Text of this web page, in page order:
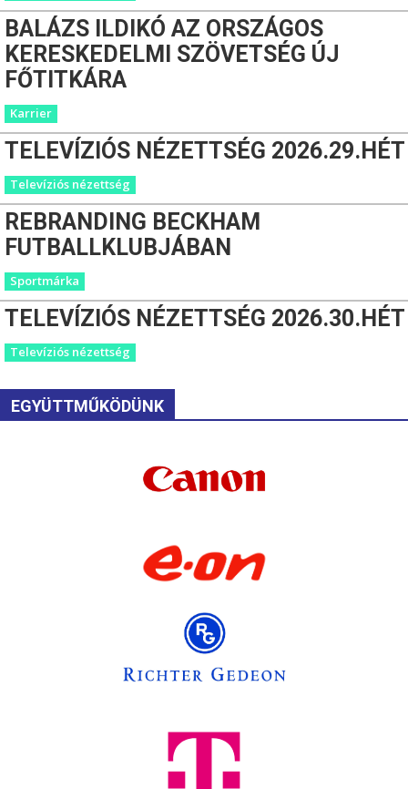
BALÁZS ILDIKÓ AZ ORSZÁGOS
KERESKEDELMI SZÖVETSÉG ÚJ
FŐTITKÁRA
Karrier
TELEVÍZIÓS NÉZETTSÉG 2026.29.HÉT
Televíziós nézettség
REBRANDING BECKHAM
FUTBALLKLUBJÁBAN
Sportmárka
TELEVÍZIÓS NÉZETTSÉG 2026.30.HÉT
Televíziós nézettség
EGYÜTTMŰKÖDÜNK